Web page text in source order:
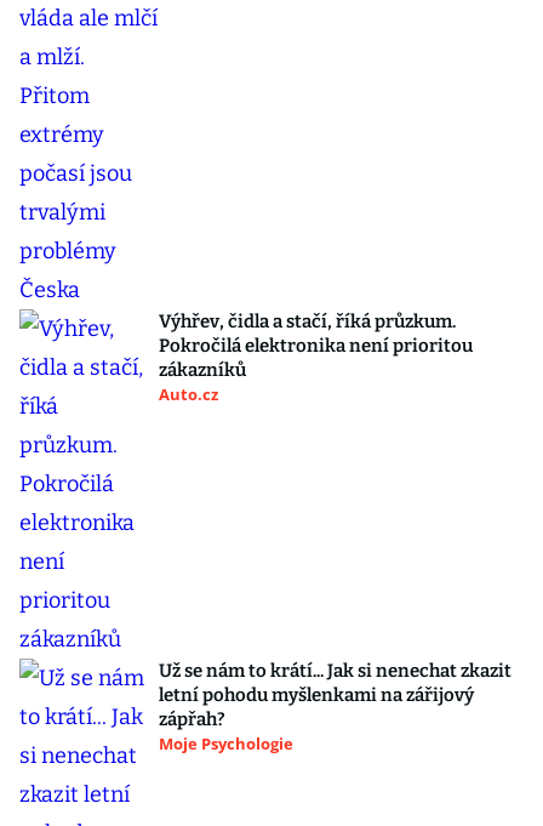
Výhřev, čidla a stačí, říká průzkum.
Pokročilá elektronika není prioritou
zákazníků
Auto.cz
Už se nám to krátí... Jak si nenechat zkazit
letní pohodu myšlenkami na zářijový
zápřah?
Moje Psychologie